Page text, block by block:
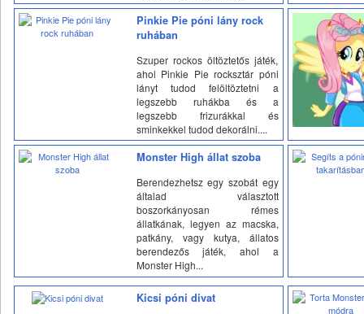
Pinkie Pie póni lány rock
ruhában
Szuper rockos öltöztetős játék,
ahol Pinkie Pie rocksztár póni
lányt tudod felöltöztetni a
legszebb ruhákba és a
legszebb frizurákkal és
sminkekkel tudod dekorálni....
Monster High állat szoba
Berendezhetsz egy szobát egy
általad választott
boszorkányosan rémes
állatkának, legyen az macska,
patkány, vagy kutya, állatos
berendezős játék, ahol a
Monster High...
Kicsi póni divat